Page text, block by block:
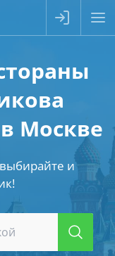
Москве
и